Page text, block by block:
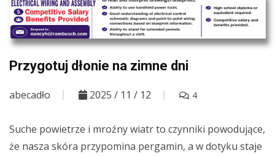
Przygotuj dłonie na zimne dni
abecadło 2025 / 11 / 12 4
Suche powietrze i mroźny wiatr to czynniki powodujące,
że nasza skóra przypomina pergamin, a w dotyku staje